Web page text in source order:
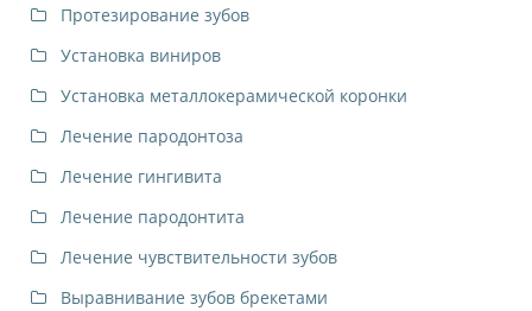
Протезирование зубов
Установка виниров
Установка металлокерамической коронки
Лечение пародонтоза
Лечение гингивита
Лечение пародонтита
Лечение чувствительности зубов
Выравнивание зубов брекетами